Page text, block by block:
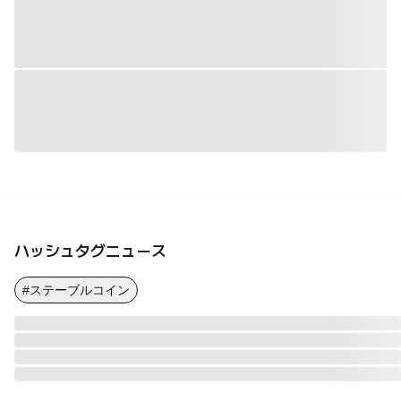
ハッシュタグニュース
#ステーブルコイン